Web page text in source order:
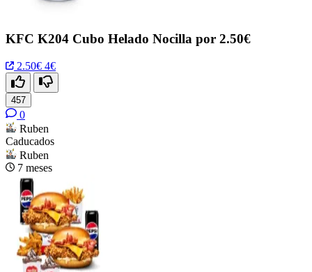
KFC K204 Cubo Helado Nocilla por 2.50€
2.50€ 4€
457
0
Ruben
Caducados
Ruben
7 meses